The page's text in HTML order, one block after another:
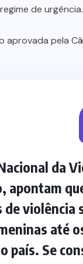
de urgência.
aprovada pela
da
apontam
violência
até
país. Se